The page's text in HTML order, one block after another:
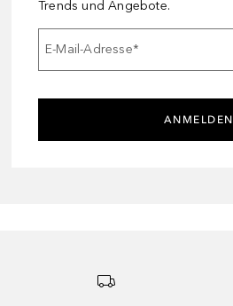
Trends und Angebote.
E-Mail-Adresse*
ANMELDEN